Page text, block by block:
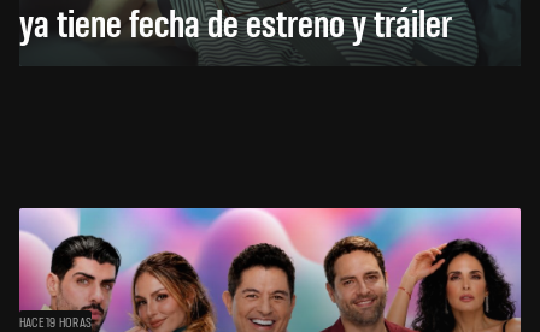
ya tiene fecha de estreno y tráiler
HACE 19 HORAS